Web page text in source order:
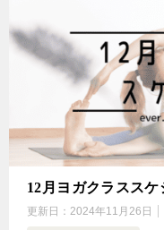
12月ヨガクラスス
更新日： 2024年11月26日